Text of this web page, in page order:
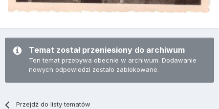
Temat został przeniesiony do archiwum
Ten temat przebywa obecnie w archiwum. Dodawanie
nowych odpowiedzi zostało zablokowane.
Przejdź do listy tematów